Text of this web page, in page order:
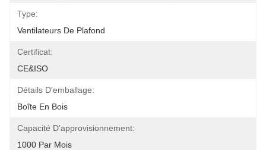
Type:
Ventilateurs De Plafond
Certificat:
CE&ISO
Détails D'emballage:
Boîte En Bois
Capacité D'approvisionnement:
1000 Par Mois